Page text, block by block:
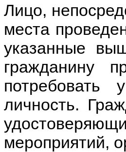
Лицо,
места
указанные
гражданину
потребовать
личность.
мероприятий,